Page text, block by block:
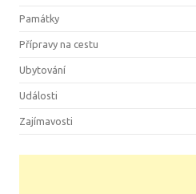
Památky
Přípravy na cestu
Ubytování
Události
Zajímavosti